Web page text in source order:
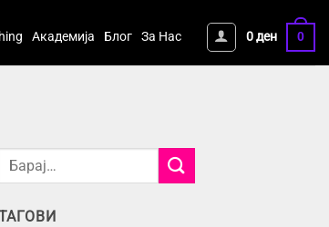
Академија Блог За Нас 0ден 0